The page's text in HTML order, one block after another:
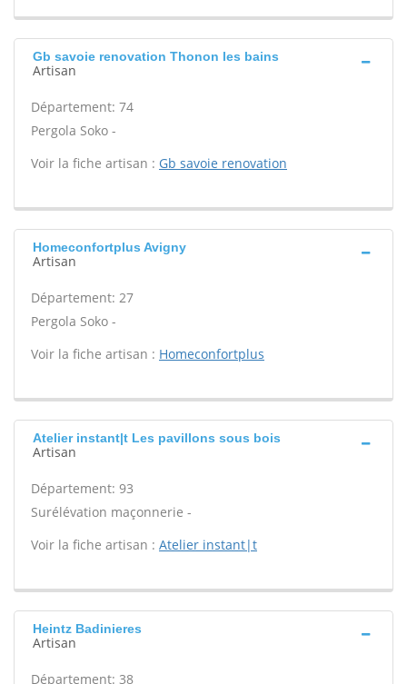
Gb savoie renovation Thonon les bains
Artisan
Département: 74
Pergola Soko -
Voir la fiche artisan : Gb savoie renovation
Homeconfortplus Avigny
Artisan
Département: 27
Pergola Soko -
Voir la fiche artisan : Homeconfortplus
Atelier instant|t Les pavillons sous bois
Artisan
Département: 93
Surélévation maçonnerie -
Voir la fiche artisan : Atelier instant|t
Heintz Badinieres
Artisan
Département: 38